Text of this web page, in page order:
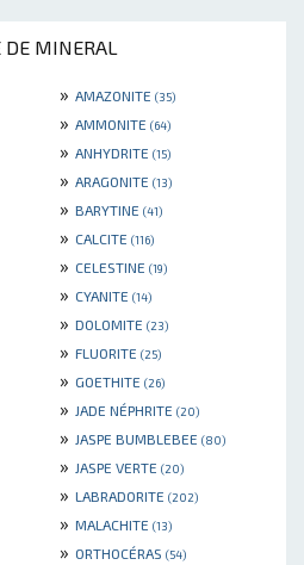
DE MINERAL
» AMAZONITE (35)
» AMMONITE (64)
» ANHYDRITE (15)
» ARAGONITE (13)
» BARYTINE (41)
» CALCITE (116)
» CELESTINE (19)
» CYANITE (14)
» DOLOMITE (23)
» FLUORITE (25)
» GOETHITE (26)
» JADE NÉPHRITE (20)
» JASPE BUMBLEBEE (80)
» JASPE VERTE (20)
» LABRADORITE (202)
» MALACHITE (13)
» ORTHOCÉRAS (54)